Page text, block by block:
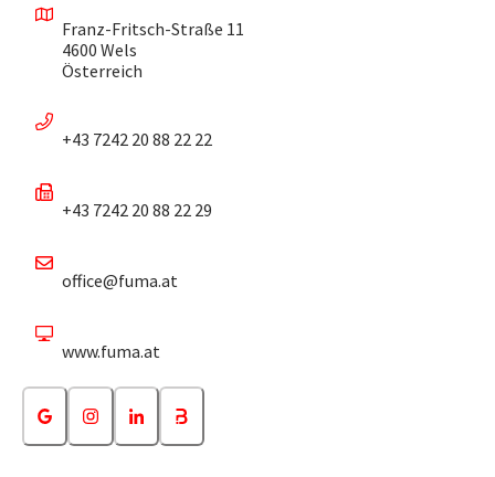
Franz-Fritsch-Straße 11
4600 Wels
Österreich
+43 7242 20 88 22 22
+43 7242 20 88 22 29
office@fuma.at
www.fuma.at